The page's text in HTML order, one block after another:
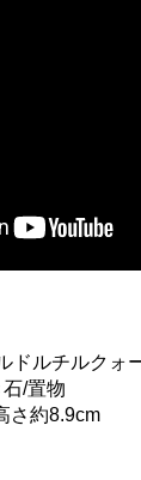
ドルチルクォ
/置物
さ約8.9cm